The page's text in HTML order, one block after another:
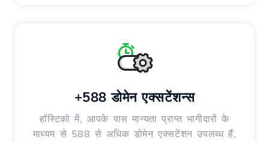
+588 डोमेन एक्सटेंशन्स
हॉस्टिको में, आपके पास मान्यता प्राप्त भागीदारों के
माध्यम से 588 से अधिक डोमेन एक्सटेंशन उपलब्ध हैं,